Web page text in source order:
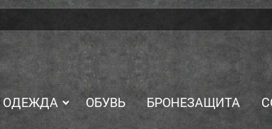
ОДЕЖДА ОБУВЬ БРОНЕЗАЩИТА